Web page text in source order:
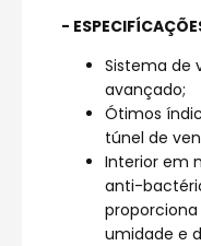
-
Sistema de
avançado;
Ótimos
túnel de
Interior em
anti-
umidade e